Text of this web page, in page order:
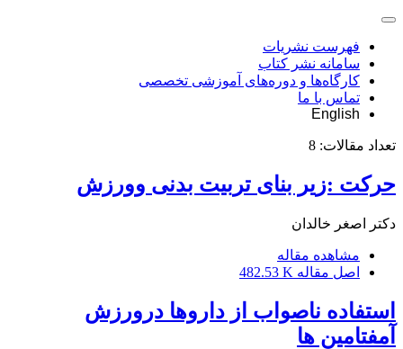
فهرست نشریات
سامانه نشر کتاب
کارگاه‌ها و دوره‌های آموزشی تخصصی
تماس با ما
English
تعداد مقالات: 8
حرکت :زیر بنای تربیت بدنی وورزش
دکتر اصغر خالدان
مشاهده مقاله
اصل مقاله 482.53 K
استفاده ناصواب از داروها درورزش
آمفتامین ها